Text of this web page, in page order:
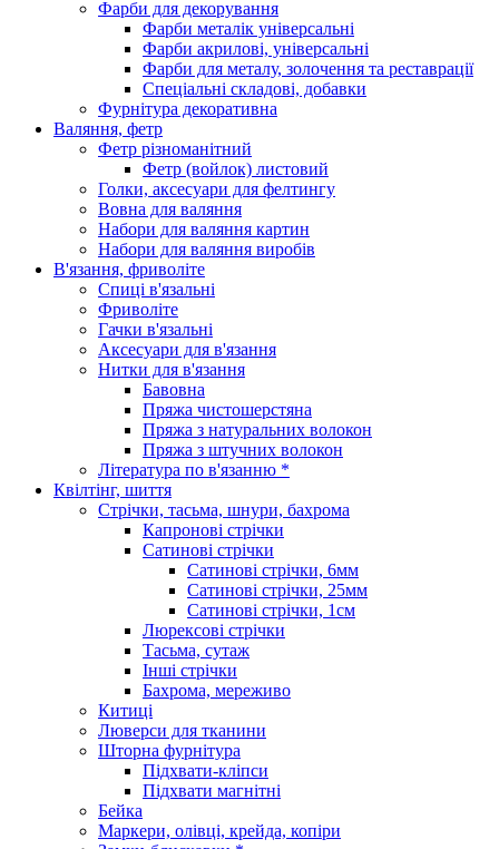
Фарби для декорування
Фарби металік універсальні
Фарби акрилові, універсальні
Фарби для металу, золочення та реставрації
Спеціальні складові, добавки
Фурнітура декоративна
Валяння, фетр
Фетр різноманітний
Фетр (войлок) листовий
Голки, аксесуари для фелтингу
Вовна для валяння
Набори для валяння картин
Набори для валяння виробів
В'язання, фриволіте
Спиці в'язальні
Фриволіте
Гачки в'язальні
Аксесуари для в'язання
Нитки для в'язання
Бавовна
Пряжа чистошерстяна
Пряжа з натуральних волокон
Пряжа з штучних волокон
Література по в'язанню *
Квілтінг, шиття
Стрічки, тасьма, шнури, бахрома
Капронові стрічки
Сатинові стрічки
Сатинові стрічки, 6мм
Сатинові стрічки, 25мм
Сатинові стрічки, 1см
Люрексові стрічки
Тасьма, сутаж
Інші стрічки
Бахрома, мереживо
Китиці
Люверси для тканини
Шторна фурнітура
Підхвати-кліпси
Підхвати магнітні
Бейка
Маркери, олівці, крейда, копіри